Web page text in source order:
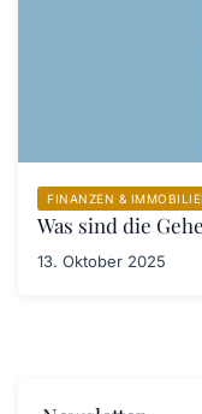
FINANZEN &
Was sind die
13. Oktober 2025